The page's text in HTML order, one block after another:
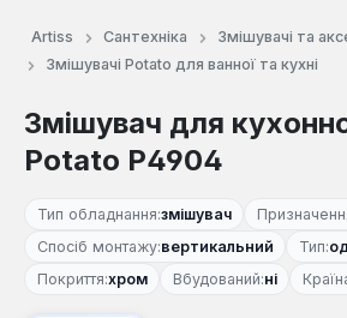
Artiss Сантехніка Змішувачі та
Змішувачі Potato для ванної та кухні
Змішувач для
Potato P4904
Тип обладнання:змішувач
Спосіб монтажу:вертикальний Тип:
Покриття:хром Вбудований:ні